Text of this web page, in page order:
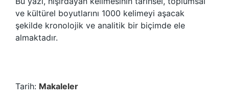
ve kültürel boyutlarını 1000 kelimeyi aşacak
şekilde kronolojik ve analitik bir biçimde ele
almaktadır.
Tarih: Makaleler